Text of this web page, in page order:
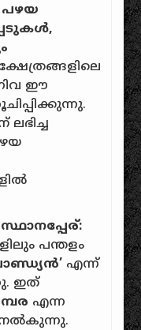
പഴയ
ഈ
പന്തളം
എന്ന്
ഇത്
എന്ന
നൽകുന്നു.